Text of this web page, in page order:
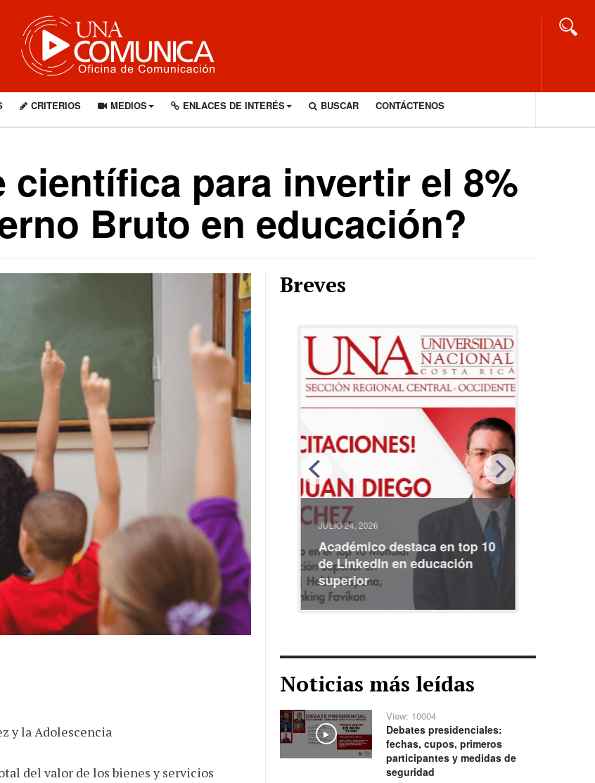
CRITERIOS MEDIOS ENLACES DE INTERÉS BUSCAR CONTÁCTENOS
científica para invertir el 8%
Bruto en educación?
y la Adolescencia
del valor de los bienes y servicios
Breves
a
JULIO 24, 2026
Rechazo al reparto desigual
de ganancias es mayor
cuando hubo esfuerzo
JULIO 24, 2026
Académico destaca en top 10
de LinkedIn en educación
superior
Noticias más leídas
Play
View: 10004
Debates presidenciales:
fechas, cupos, primeros
participantes y medidas de
seguridad